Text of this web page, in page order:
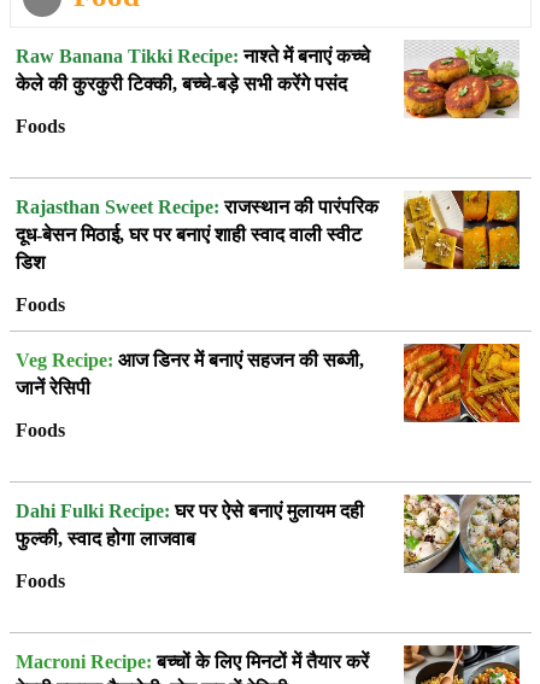
Raw Banana Tikki Recipe: नाश्ते में बनाएं कच्चे
केले की कुरकुरी टिक्की, बच्चे-बड़े सभी करेंगे पसंद
Foods
Rajasthan Sweet Recipe: राजस्थान की पारंपरिक
दूध-बेसन मिठाई, घर पर बनाएं शाही स्वाद वाली स्वीट
डिश
Foods
Veg Recipe: आज डिनर में बनाएं सहजन की सब्जी,
जानें रेसिपी
Foods
Dahi Fulki Recipe: घर पर ऐसे बनाएं मुलायम दही
फुल्की, स्वाद होगा लाजवाब
Foods
Macroni Recipe: बच्चों के लिए मिनटों में तैयार करें